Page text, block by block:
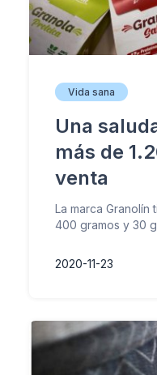
Vida sana
Una
más de
venta
La marca Granolín
400 gramos y 30
2020-11-23